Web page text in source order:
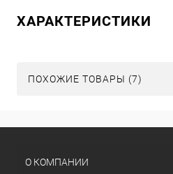
ХАРАКТЕРИСТИКИ
ПОХОЖИЕ ТОВАРЫ (7)
О КОМПАНИИ